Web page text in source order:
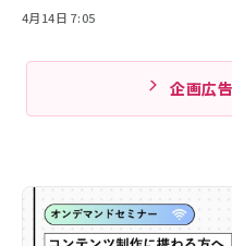
4月14日 7:05
企画広